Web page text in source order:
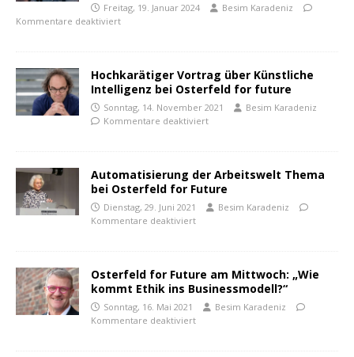
Freitag, 19. Januar 2024
Besim Karadeniz
Kommentare deaktiviert
Hochkarätiger Vortrag über Künstliche
Intelligenz bei Osterfeld for future
Sonntag, 14. November 2021
Besim Karadeniz
Kommentare deaktiviert
Automatisierung der Arbeitswelt Thema
bei Osterfeld for Future
Dienstag, 29. Juni 2021
Besim Karadeniz
Kommentare deaktiviert
Osterfeld for Future am Mittwoch: „Wie
kommt Ethik ins Businessmodell?“
Sonntag, 16. Mai 2021
Besim Karadeniz
Kommentare deaktiviert